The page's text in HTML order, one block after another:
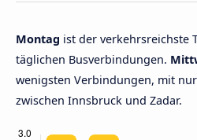
Montag ist der verkehrsreichste
täglichen Busverbindungen.
wenigsten Verbindungen, mit
zwischen Innsbruck und Zadar.